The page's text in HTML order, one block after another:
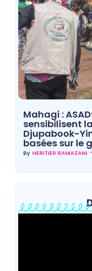
Mahagi :
sensibilisent
Djupabook-
basées sur le
By HERITIER RAMAZANI